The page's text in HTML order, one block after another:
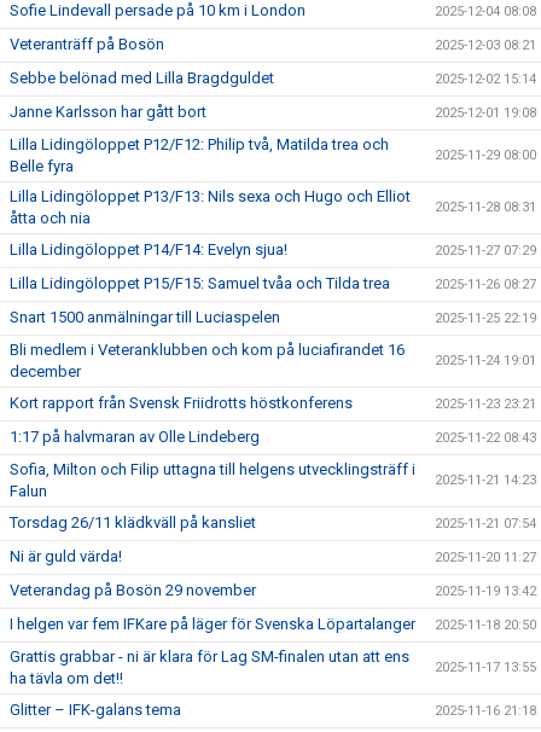
Sofie Lindevall persade på 10 km i London 2025-12-04 08:08
Veteranträff på Bosön 2025-12-03 08:21
Sebbe belönad med Lilla Bragdguldet 2025-12-02 15:14
Janne Karlsson har gått bort 2025-12-01 19:08
Lilla Lidingöloppet P12/F12: Philip två, Matilda trea och
Belle fyra
2025-11-29 08:00
Lilla Lidingöloppet P13/F13: Nils sexa och Hugo och Elliot
åtta och nia
2025-11-28 08:31
Lilla Lidingöloppet P14/F14: Evelyn sjua! 2025-11-27 07:29
Lilla Lidingöloppet P15/F15: Samuel tvåa och Tilda trea 2025-11-26 08:27
Snart 1500 anmälningar till Luciaspelen 2025-11-25 22:19
Bli medlem i Veteranklubben och kom på luciafirandet 16
december
2025-11-24 19:01
Kort rapport från Svensk Friidrotts höstkonferens 2025-11-23 23:21
1:17 på halvmaran av Olle Lindeberg 2025-11-22 08:43
Sofia, Milton och Filip uttagna till helgens utvecklingsträff i
Falun
2025-11-21 14:23
Torsdag 26/11 klädkväll på kansliet 2025-11-21 07:54
Ni är guld värda! 2025-11-20 11:27
Veterandag på Bosön 29 november 2025-11-19 13:42
I helgen var fem IFKare på läger för Svenska Löpartalanger 2025-11-18 20:50
Grattis grabbar - ni är klara för Lag SM-finalen utan att ens
ha tävla om det!!
2025-11-17 13:55
Glitter – IFK-galans tema 2025-11-16 21:18